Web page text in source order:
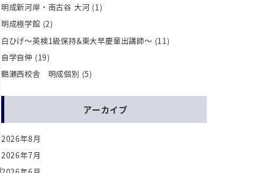
明成新河岸・南古谷 大河 (1)
明成極学館 (2)
白ひげ～英検1級保持&東大早慶輩出講師～ (11)
自学自伸 (19)
鶴瀬西校舎 明成個別 (5)
アーカイブ
2026年8月
2026年7月